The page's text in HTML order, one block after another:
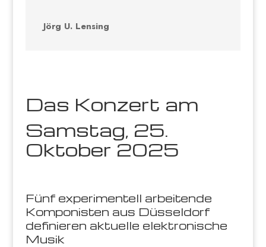
Jörg U. Lensing
Das Konzert am
Samstag, 25.
Oktober 2025
Fünf experimentell arbeitende
Komponisten aus Düsseldorf
definieren aktuelle elektronische
Musik